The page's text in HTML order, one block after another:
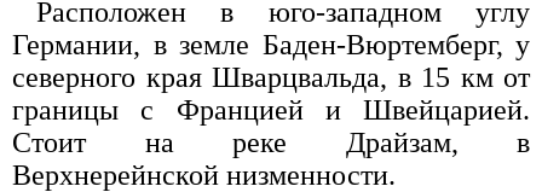
Расположен в юго-западном углу
Германии, в земле Баден-Вюртемберг, у
северного края Шварцвальда, в 15 км от
границы с Францией и Швейцарией.
Стоит на реке Драйзам, в
Верхнерейнской низменности.